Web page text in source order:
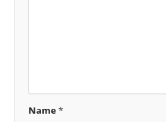
Name*